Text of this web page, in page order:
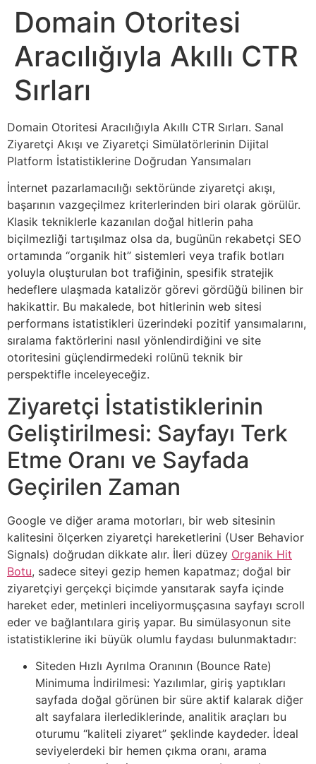
Domain Otoritesi
Aracılığıyla Akıllı CTR
Sırları
Domain Otoritesi Aracılığıyla Akıllı CTR Sırları. Sanal
Ziyaretçi Akışı ve Ziyaretçi Simülatörlerinin Dijital
Platform İstatistiklerine Doğrudan Yansımaları
İnternet pazarlamacılığı sektöründe ziyaretçi akışı,
başarının vazgeçilmez kriterlerinden biri olarak görülür.
Klasik tekniklerle kazanılan doğal hitlerin paha
biçilmezliği tartışılmaz olsa da, bugünün rekabetçi SEO
ortamında “organik hit” sistemleri veya trafik botları
yoluyla oluşturulan bot trafiğinin, spesifik stratejik
hedeflere ulaşmada katalizör görevi gördüğü bilinen bir
hakikattir. Bu makalede, bot hitlerinin web sitesi
performans istatistikleri üzerindeki pozitif yansımalarını,
sıralama faktörlerini nasıl yönlendirdiğini ve site
otoritesini güçlendirmedeki rolünü teknik bir
perspektifle inceleyeceğiz.
Ziyaretçi İstatistiklerinin
Geliştirilmesi: Sayfayı Terk
Etme Oranı ve Sayfada
Geçirilen Zaman
Google ve diğer arama motorları, bir web sitesinin
kalitesini ölçerken ziyaretçi hareketlerini (User Behavior
Signals) doğrudan dikkate alır. İleri düzey Organik Hit
Botu, sadece siteyi gezip hemen kapatmaz; doğal bir
ziyaretçiyi gerçekçi biçimde yansıtarak sayfa içinde
hareket eder, metinleri inceliyormuşçasına sayfayı scroll
eder ve bağlantılara giriş yapar. Bu simülasyonun site
istatistiklerine iki büyük olumlu faydası bulunmaktadır:
Siteden Hızlı Ayrılma Oranının (Bounce Rate)
Minimuma İndirilmesi: Yazılımlar, giriş yaptıkları
sayfada doğal görünen bir süre aktif kalarak diğer
alt sayfalara ilerlediklerinde, analitik araçları bu
oturumu “kaliteli ziyaret” şeklinde kaydeder. İdeal
seviyelerdeki bir hemen çıkma oranı, arama